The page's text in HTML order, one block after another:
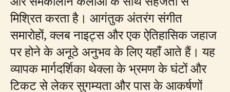
मिश्रित करता है। आगंतुक अंतरंग संगीत
समारोहों, क्लब नाइट्स और एक ऐतिहासिक जहाज
पर होने के अनूठे अनुभव के लिए यहाँ आते हैं। यह
व्यापक मार्गदर्शिका थेक्ला के भ्रमण के घंटों और
टिकट से लेकर सुगम्यता और पास के आकर्षणों